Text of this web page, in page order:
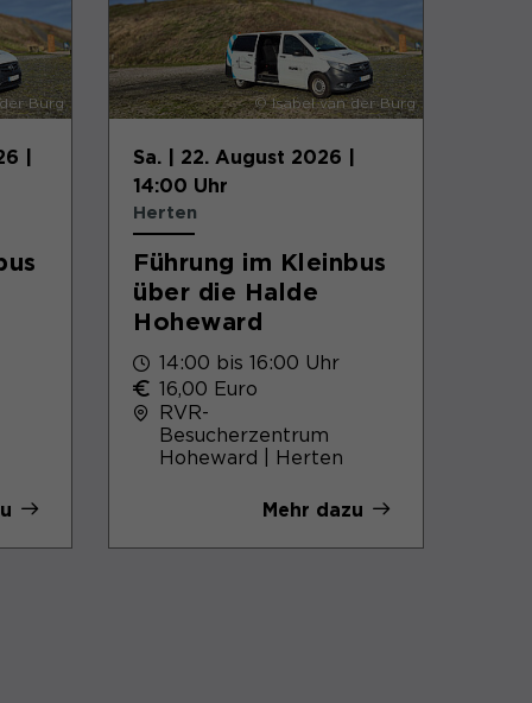
Burg
|
© Isabel van der Burg
Sa. | 22. August 2026 |
14:00 Uhr
Herten
Führung im Kleinbus
über die Halde
Hoheward
14:00 bis 16:00 Uhr
16,00 Euro
RVR-
Besucherzentrum
Hoheward | Herten
Mehr dazu
Benutzers für Cookies auf der aktuellen
Domäne.